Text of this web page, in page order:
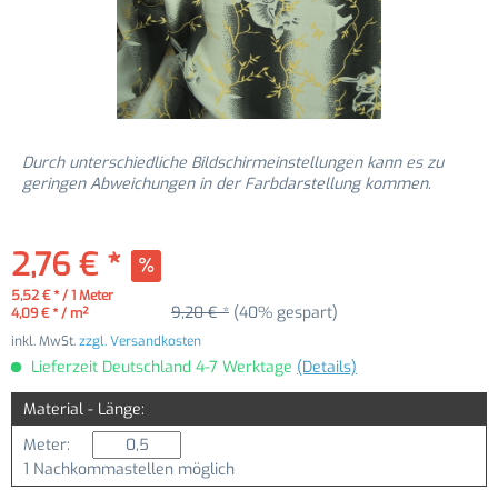
Durch unterschiedliche Bildschirmeinstellungen kann es zu
geringen Abweichungen in der Farbdarstellung kommen.
2,76 € *
5,52 € * / 1 Meter
4,09 € * / m²
9,20 € * (40% gespart)
inkl. MwSt.zzgl. Versandkosten
Lieferzeit Deutschland 4-7 Werktage (Details)
Material - Länge:
Meter:
1 Nachkommastellen möglich